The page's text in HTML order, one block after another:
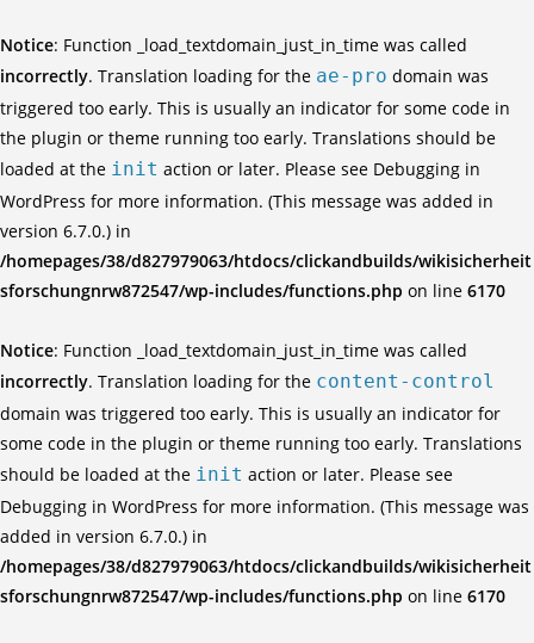
Notice: Function _load_textdomain_just_in_time was called
incorrectly. Translation loading for the ae-pro domain was
triggered too early. This is usually an indicator for some code in
the plugin or theme running too early. Translations should be
loaded at the init action or later. Please see Debugging in
WordPress for more information. (This message was added in
version 6.7.0.) in
/homepages/38/d827979063/htdocs/clickandbuilds/wikisicherheit
sforschungnrw872547/wp-includes/functions.php on line 6170
Notice: Function _load_textdomain_just_in_time was called
incorrectly. Translation loading for the content-control
domain was triggered too early. This is usually an indicator for
some code in the plugin or theme running too early. Translations
should be loaded at the init action or later. Please see
Debugging in WordPress for more information. (This message was
added in version 6.7.0.) in
/homepages/38/d827979063/htdocs/clickandbuilds/wikisicherheit
sforschungnrw872547/wp-includes/functions.php on line 6170